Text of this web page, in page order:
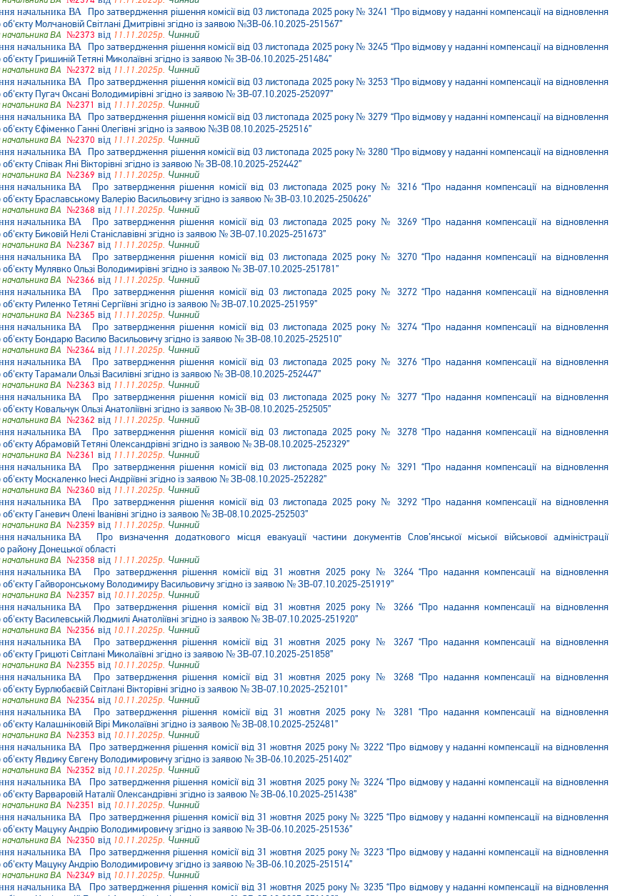
Про затвердження рішення комісії від 03 листопада 2025 року № 3241 “Про відмову у наданні компенсації на відновлення
Молчановій Світлані Дмитрівні згідно із заявою №ЗВ-06.10.2025-251567”
ВА №2373 від 11.11.2025р. Чинний
Про затвердження рішення комісії від 03 листопада 2025 року № 3245 “Про відмову у наданні компенсації на відновлення
Гришиній Тетяні Миколаївні згідно із заявою № ЗВ-06.10.2025-251484”
ВА №2372 від 11.11.2025р. Чинний
Про затвердження рішення комісії від 03 листопада 2025 року № 3253 “Про відмову у наданні компенсації на відновлення
Пугач Оксані Володимирівні згідно із заявою № ЗВ-07.10.2025-252097”
ВА №2371 від 11.11.2025р. Чинний
Про затвердження рішення комісії від 03 листопада 2025 року № 3279 “Про відмову у наданні компенсації на відновлення
Єфіменко Ганні Олегівні згідно із заявою №ЗВ 08.10.2025-252516”
ВА №2370 від 11.11.2025р. Чинний
Про затвердження рішення комісії від 03 листопада 2025 року № 3280 “Про відмову у наданні компенсації на відновлення
Співак Яні Вікторівні згідно із заявою № ЗВ-08.10.2025-252442”
ВА №2369 від 11.11.2025р. Чинний
Про затвердження рішення комісії від 03 листопада 2025 року № 3216 “Про надання компенсації на відновлення
Браславському Валерію Васильовичу згідно із заявою № ЗВ-03.10.2025-250626”
ВА №2368 від 11.11.2025р. Чинний
Про затвердження рішення комісії від 03 листопада 2025 року № 3269 “Про надання компенсації на відновлення
Биковій Нелі Станіславівні згідно із заявою № ЗВ-07.10.2025-251673”
ВА №2367 від 11.11.2025р. Чинний
Про затвердження рішення комісії від 03 листопада 2025 року № 3270 “Про надання компенсації на відновлення
Мулявко Ользі Володимирівні згідно із заявою № ЗВ-07.10.2025-251781”
ВА №2366 від 11.11.2025р. Чинний
Про затвердження рішення комісії від 03 листопада 2025 року № 3272 “Про надання компенсації на відновлення
Риленко Тетяні Сергіївні згідно із заявою № ЗВ-07.10.2025-251959”
ВА №2365 від 11.11.2025р. Чинний
Про затвердження рішення комісії від 03 листопада 2025 року № 3274 “Про надання компенсації на відновлення
Бондарю Василю Васильовичу згідно із заявою № ЗВ-08.10.2025-252510”
ВА №2364 від 11.11.2025р. Чинний
Про затвердження рішення комісії від 03 листопада 2025 року № 3276 “Про надання компенсації на відновлення
Тарамали Ользі Василівні згідно із заявою № ЗВ-08.10.2025-252447”
ВА №2363 від 11.11.2025р. Чинний
Про затвердження рішення комісії від 03 листопада 2025 року № 3277 “Про надання компенсації на відновлення
Ковальчук Ользі Анатоліївні згідно із заявою № ЗВ-08.10.2025-252505”
ВА №2362 від 11.11.2025р. Чинний
Про затвердження рішення комісії від 03 листопада 2025 року № 3278 “Про надання компенсації на відновлення
Абрамовій Тетяні Олександрівні згідно із заявою № ЗВ-08.10.2025-252329”
ВА №2361 від 11.11.2025р. Чинний
Про затвердження рішення комісії від 03 листопада 2025 року № 3291 “Про надання компенсації на відновлення
Москаленко Інесі Андріївні згідно із заявою № ЗВ-08.10.2025-252282”
ВА №2360 від 11.11.2025р. Чинний
Про затвердження рішення комісії від 03 листопада 2025 року № 3292 “Про надання компенсації на відновлення
Ганевич Олені Іванівні згідно із заявою № ЗВ-08.10.2025-252503”
ВА №2359 від 11.11.2025р. Чинний
Про визначення додаткового місця евакуації частини документів Слов’янської міської військової адміністрації
району Донецької області
ВА №2358 від 11.11.2025р. Чинний
Про затвердження рішення комісії від 31 жовтня 2025 року № 3264 “Про надання компенсації на відновлення
Гайворонському Володимиру Васильовичу згідно із заявою № ЗВ-07.10.2025-251919”
ВА №2357 від 10.11.2025р. Чинний
Про затвердження рішення комісії від 31 жовтня 2025 року № 3266 “Про надання компенсації на відновлення
Василевській Людмилі Анатоліївні згідно із заявою № ЗВ-07.10.2025-251920”
ВА №2356 від 10.11.2025р. Чинний
Про затвердження рішення комісії від 31 жовтня 2025 року № 3267 “Про надання компенсації на відновлення
Грицюті Світлані Миколаївні згідно із заявою № ЗВ-07.10.2025-251858”
ВА №2355 від 10.11.2025р. Чинний
Про затвердження рішення комісії від 31 жовтня 2025 року № 3268 “Про надання компенсації на відновлення
Бурлюбаєвій Світлані Вікторівні згідно із заявою № ЗВ-07.10.2025-252101”
ВА №2354 від 10.11.2025р. Чинний
Про затвердження рішення комісії від 31 жовтня 2025 року № 3281 “Про надання компенсації на відновлення
Калашніковій Вірі Миколаївні згідно із заявою № ЗВ-08.10.2025-252481”
ВА №2353 від 10.11.2025р. Чинний
Про затвердження рішення комісії від 31 жовтня 2025 року № 3222 “Про відмову у наданні компенсації на відновлення
Явдику Євгену Володимировичу згідно із заявою № ЗВ-06.10.2025-251402”
ВА №2352 від 10.11.2025р. Чинний
Про затвердження рішення комісії від 31 жовтня 2025 року № 3224 “Про відмову у наданні компенсації на відновлення
Варваровій Наталії Олександрівні згідно із заявою № ЗВ-06.10.2025-251438”
ВА №2351 від 10.11.2025р. Чинний
Про затвердження рішення комісії від 31 жовтня 2025 року № 3225 “Про відмову у наданні компенсації на відновлення
Мацуку Андрію Володимировичу згідно із заявою № ЗВ-06.10.2025-251536”
ВА №2350 від 10.11.2025р. Чинний
Про затвердження рішення комісії від 31 жовтня 2025 року № 3223 “Про відмову у наданні компенсації на відновлення
Мацуку Андрію Володимировичу згідно із заявою № ЗВ-06.10.2025-251514”
ВА №2349 від 10.11.2025р. Чинний
Про затвердження рішення комісії від 31 жовтня 2025 року № 3235 “Про відмову у наданні компенсації на відновлення